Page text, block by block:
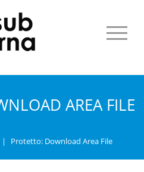
AREA FILE
| Protetto: Download Area File